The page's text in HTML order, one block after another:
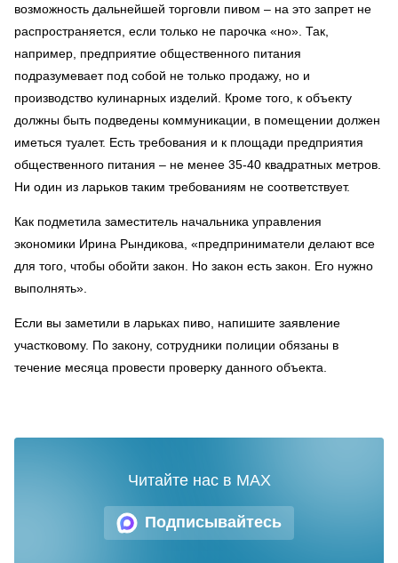
возможность дальнейшей торговли пивом – на это запрет не
распространяется, если только не парочка «но». Так,
например, предприятие общественного питания
подразумевает под собой не только продажу, но и
производство кулинарных изделий. Кроме того, к объекту
должны быть подведены коммуникации, в помещении должен
иметься туалет. Есть требования и к площади предприятия
общественного питания – не менее 35-40 квадратных метров.
Ни один из ларьков таким требованиям не соответствует.
Как подметила заместитель начальника управления
экономики Ирина Рындикова, «предприниматели делают все
для того, чтобы обойти закон. Но закон есть закон. Его нужно
выполнять».
Если вы заметили в ларьках пиво, напишите заявление
участковому. По закону, сотрудники полиции обязаны в
течение месяца провести проверку данного объекта.
Подписывайтесь
Читайте нас в MAX